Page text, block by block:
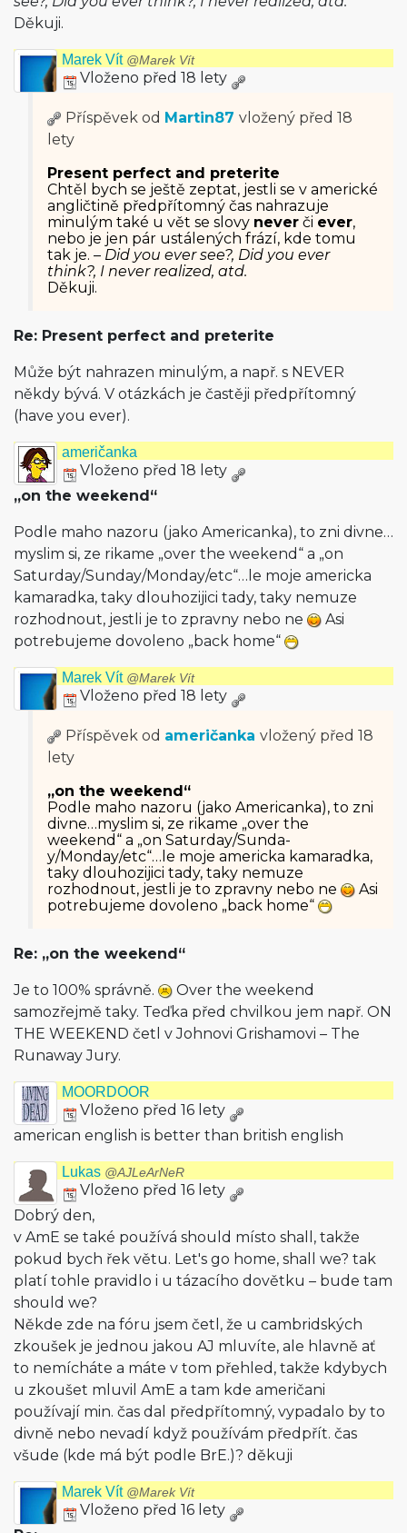
Děkuji.
Marek Vít @Marek Vít
Vloženo před 18 lety
Příspěvek od Martin87 vložený před 18
lety
Present perfect and preterite
Chtěl bych se ještě zeptat, jestli se v americké
angličtině předpřítomný čas nahrazuje
minulým také u vět se slovy never či ever,
nebo je jen pár ustálených frází, kde tomu
tak je. – Did you ever see?, Did you ever
think?, I never realized, atd.
Děkuji.
Re: Present perfect and preterite
Může být nahrazen minulým, a např. s NEVER
někdy bývá. V otázkách je častěji předpřítomný
(have you ever).
američanka
Vloženo před 18 lety
„on the weekend“
Podle maho nazoru (jako Americanka), to zni divne…
myslim si, ze rikame „over the weekend“ a „on
Saturday/Sunda­y/Monday/etc“…le moje americka
kamaradka, taky dlouhozijici tady, taky nemuze
rozhodnout, jestli je to zpravny nebo ne
Asi
potrebujeme dovoleno „back home“
Marek Vít @Marek Vít
Vloženo před 18 lety
Příspěvek od američanka vložený před 18
lety
„on the weekend“
Podle maho nazoru (jako Americanka), to zni
divne…myslim si, ze rikame „over the
weekend“ a „on Saturday/Sunda­
y/Monday/etc“…le moje americka kamaradka,
taky dlouhozijici tady, taky nemuze
rozhodnout, jestli je to zpravny nebo ne
Asi
potrebujeme dovoleno „back home“
Re: „on the weekend“
Je to 100% správně.
Over the weekend
samozřejmě taky. Teďka před chvilkou jem např. ON
THE WEEKEND četl v Johnovi Grishamovi – The
Runaway Jury.
MOORDOOR
Vloženo před 16 lety
american english is better than british english
Lukas @AJLeArNeR
Vloženo před 16 lety
Dobrý den,
v AmE se také používá should místo shall, takže
pokud bych řek větu. Let's go home, shall we? tak
platí tohle pravidlo i u tázacího dovětku – bude tam
should we?
Někde zde na fóru jsem četl, že u cambridských
zkoušek je jednou jakou AJ mluvíte, ale hlavně ať
to nemícháte a máte v tom přehled, takže kdybych
u zkoušet mluvil AmE a tam kde američani
používají min. čas dal předpřítomný, vypadalo by to
divně nebo nevadí když používám předpřít. čas
všude (kde má být podle BrE.)? děkuji
Marek Vít @Marek Vít
Vloženo před 16 lety